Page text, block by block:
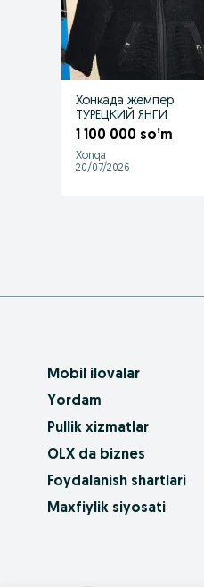
Хонкада жемпер
ТУРЕЦКИЙ ЯНГИ
1 100 000 so’m
Xonqa
20/07/2026
Mobil ilovalar
Yordam
Pullik xizmatlar
OLX da biznes
Foydalanish shartlari
Maxfiylik siyosati